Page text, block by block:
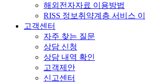
해외전자자료 이용방법
RISS 정보취약계층 서비스
고객센터
자주 찾는 질문
상담 신청
상담 내역 확인
고객제안
신고센터